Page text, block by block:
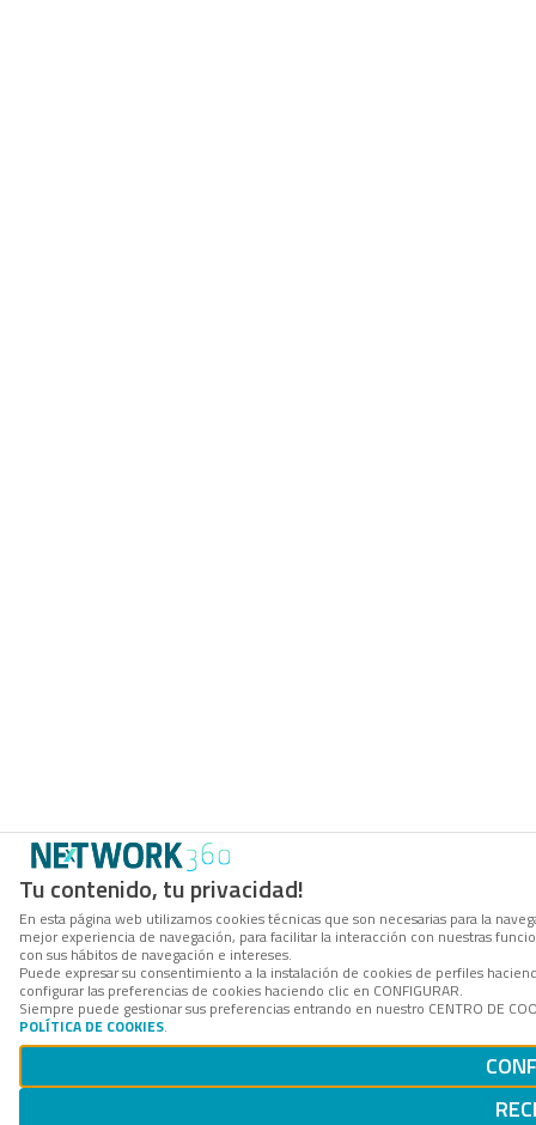
Tu contenido, tu privacidad!
En esta página web utilizamos cookies técnicas que son necesarias para la
mejor experiencia de navegación, para facilitar la interacción con nuestras
con sus hábitos de navegación e intereses.
Puede expresar su consentimiento a la instalación de cookies de perfiles
configurar las preferencias de cookies haciendo clic en CONFIGURAR.
Siempre puede gestionar sus preferencias entrando en nuestro CENTRO DE
POLÍTICA DE COOKIES.